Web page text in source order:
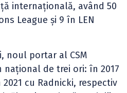
internațională, având 50
League și 9 în LEN
noul portar al CSM
național de trei ori: în 2017
cu Radnicki, respectiv